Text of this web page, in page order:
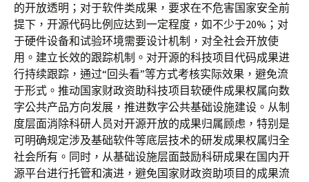
的开放透明；对于软件类成果，要求在不危害国家安全前
提下，开源代码比例应达到一定程度，如不少于20%；对
于硬件设备和试验环境需要设计机制，对全社会开放使
用。建立长效的跟踪机制。对开源的科技项目代码成果进
行持续跟踪，通过“回头看”等方式考核实际效果，避免流
于形式。推动国家财政资助科技项目软硬件成果权属向数
字公共产品方向发展，推进数字公共基础设施建设。从制
度层面消除科研人员对开源开放的成果归属顾虑，特别是
可明确规定涉及基础软件等底层技术的研发成果权属归全
社会所有。同时，从基础设施层面鼓励科研成果在国内开
源平台进行托管和演进，避免国家财政资助项目的成果流